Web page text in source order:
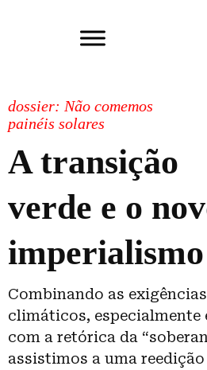
dossier: Não comemos
painéis solares
A transição
verde e o
imperialismo
Combinando as
climáticos, especialmente
com a retórica da
assistimos a uma